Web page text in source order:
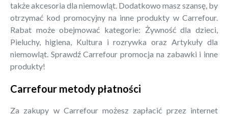
także akcesoria dla niemowląt. Dodatkowo masz szansę, by
otrzymać kod promocyjny na inne produkty w Carrefour.
Rabat może obejmować kategorie: Żywność dla dzieci,
Pieluchy, higiena, Kultura i rozrywka oraz Artykuły dla
niemowląt. Sprawdź Carrefour promocja na zabawki i inne
produkty!
Carrefour metody płatności
Za zakupy w Carrefour możesz zapłacić przez internet